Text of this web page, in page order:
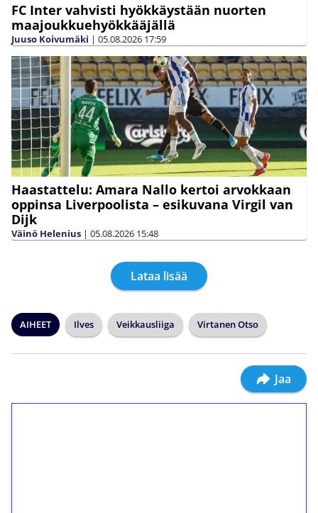
FC Inter vahvisti hyökkäystään nuorten
maajoukkuehyökkääjällä
Juuso Koivumäki | 05.08.2026 17:59
Haastattelu: Amara Nallo kertoi arvokkaan
oppinsa Liverpoolista – esikuvana Virgil van
Dijk
Väinö Helenius | 05.08.2026 15:48
Lataa lisää
AIHEET Ilves Veikkausliiga Virtanen Otso
Jaa